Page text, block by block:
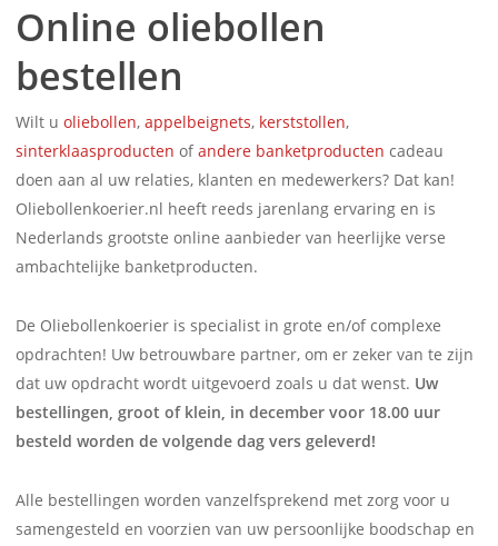
Online oliebollen
bestellen
Wilt u oliebollen, appelbeignets, kerststollen,
sinterklaasproducten ofandere banketproducten cadeau
doen aan al uw relaties, klanten en medewerkers? Dat kan!
Oliebollenkoerier.nl heeft reeds jarenlang ervaring en is
Nederlands grootste online aanbieder van heerlijke verse
ambachtelijke banketproducten.
De Oliebollenkoerier is specialist in grote en/of complexe
opdrachten! Uw betrouwbare partner, om er zeker van te zijn
dat uw opdracht wordt uitgevoerd zoals u dat wenst. Uw
bestellingen, groot of klein, in december voor 18.00 uur
besteld worden de volgende dag vers geleverd!
Alle bestellingen worden vanzelfsprekend met zorg voor u
samengesteld en voorzien van uw persoonlijke boodschap en